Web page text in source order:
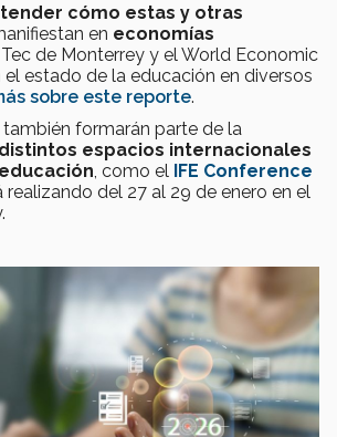
cómo estas y otras
en economías
Tec de Monterrey y el World Economic
el estado de la educación en diversos
sobre este reporte.
formarán parte de la
distintos espacios internacionales
, como el IFE Conference
realizando del 27 al 29 de enero en el